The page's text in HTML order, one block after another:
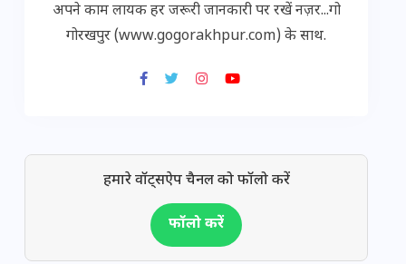
अपने काम लायक हर जरूरी जानकारी पर रखें नज़र...गो
गोरखपुर (www.gogorakhpur.com) के साथ.
हमारे वॉट्सऐप चैनल को फॉलो करें
फॉलो करें